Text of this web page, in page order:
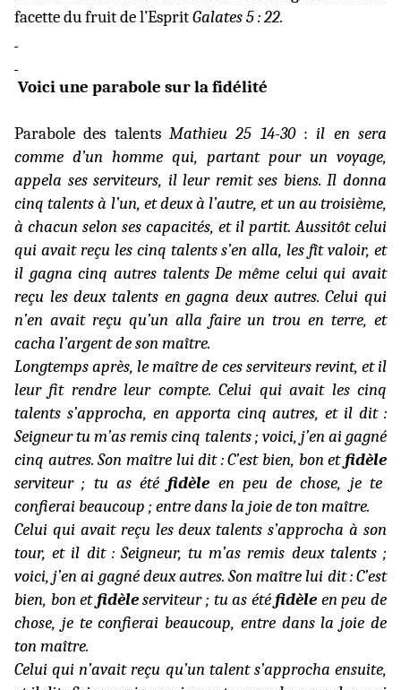
facette du fruit de l’EspritGalates 5 : 22.
Voici une parabole sur la fidélité
Parabole des talents Mathieu 25 14-30:il en sera
comme d’un homme qui, partant pour un voyage,
appela ses serviteurs, il leur remit ses biens. Il donna
cinq talents à l’un, et deux à l’autre, et un au troisième,
à chacun selon ses capacités, et il partit. Aussitôt celui
qui avait reçu les cinq talents s’en alla, les fît valoir, et
il gagna cinq autres talents De même celui qui avait
reçu les deux talents en gagna deux autres. Celui qui
n’en avait reçu qu’un alla faire un trou en terre, et
cacha l’argent de son maître.
Longtemps après, le maître de ces serviteurs revint, et il
leur fit rendre leur compte. Celui qui avait les cinq
talents s’approcha, en apporta cinq autres, et il dit :
Seigneur tu m’as remis cinq talents ; voici, j’en ai gagné
cinq autres. Son maître lui dit : C’est bien, bon et fidèle
serviteur ; tu as été fidèle en peu de chose, je te
confierai beaucoup ; entre dans la joie de ton maître.
Celui qui avait reçu les deux talents s’approcha à son
tour, et il dit : Seigneur, tu m’as remis deux talents ;
voici, j’en ai gagné deux autres. Son maître lui dit : C’est
bien, bon et fidèleserviteur ; tu as été fidèle en peu de
chose, je te confierai beaucoup, entre dans la joie de
ton maître.
Celui qui n’avait reçu qu’un talent s’approcha ensuite,